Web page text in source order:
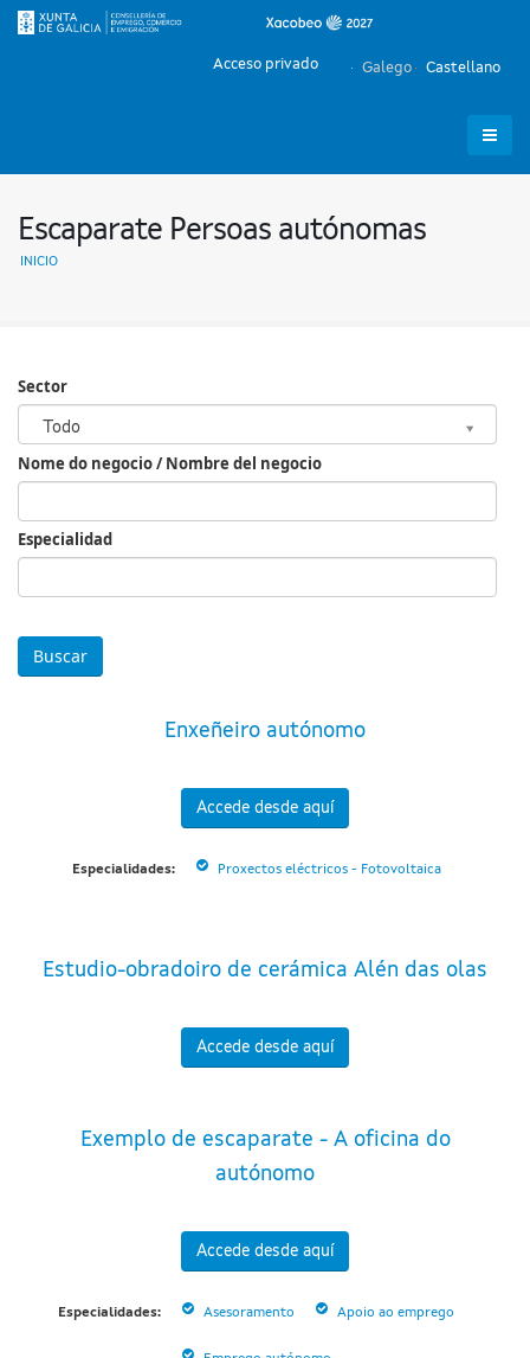
Galego Castellano
Acceso privado
Escaparate Persoas autónomas
INICIO
Sector
Todo
Sector
Nome do negocio / Nombre del negocio
Especialidad
Enxeñeiro autónomo
Accede desde aquí
Especialidades: Proxectos eléctricos - Fotovoltaica
Estudio-obradoiro de cerámica Alén das olas
Accede desde aquí
Exemplo de escaparate - A oficina do
autónomo
Accede desde aquí
Especialidades: Asesoramento Apoio ao emprego